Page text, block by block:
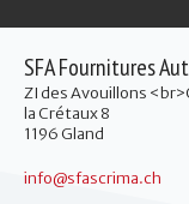
SFA Fournitures
ZI des Avouillons
la Crétaux 8
1196 Gland
info@sfascrima.ch